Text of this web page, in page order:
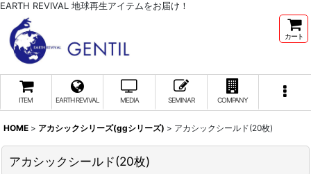
EARTH REVIVAL 地球再生アイテムをお届け！
カート
ITEM EARTH REVIVAL MEDIA SEMINAR COMPANY
HOME > アカシックシリーズ(ggシリーズ) > アカシックシールド(20枚)
アカシックシールド(20枚)